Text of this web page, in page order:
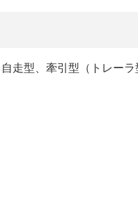
型、牽引型（トレー